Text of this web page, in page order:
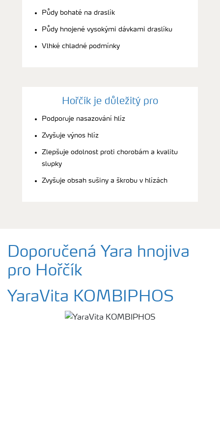
Půdy bohaté na draslík
Půdy hnojené vysokými dávkami draslíku
Vlhké chladné podmínky
Hořčík je důležitý pro
Podporuje nasazování hlíz
Zvyšuje výnos hlíz
Zlepšuje odolnost proti chorobám a kvalitu
slupky
Zvyšuje obsah sušiny a škrobu v hlízách
Doporučená Yara hnojiva
pro Hořčík
YaraVita KOMBIPHOS